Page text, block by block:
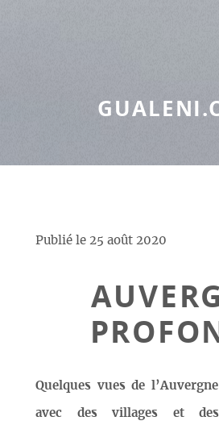
Publié le 25 août 2020
Quelques vues de
avec des villages et